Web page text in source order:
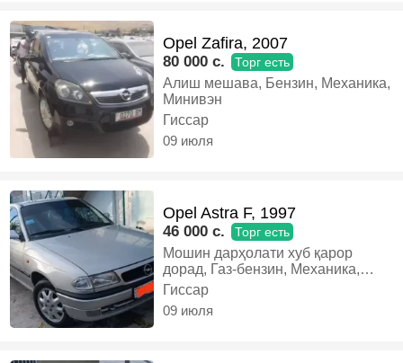
Opel Zafira, 2007
80 000 c. Торг есть
Алиш мешава, Бензин, Механика,
Минивэн
Гиссар
09 июля
Opel Astra F, 1997
46 000 c. Торг есть
Мошин дарҳолати хуб қарор
дорад, Газ-бензин, Механика,
Хэтчбек
Гиссар
09 июля